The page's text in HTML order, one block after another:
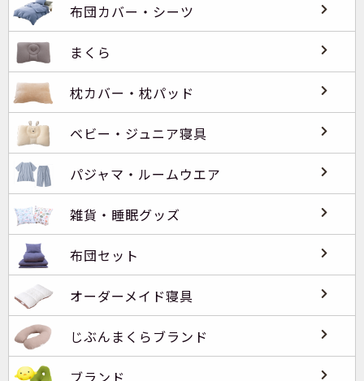
布団カバー・シーツ
まくら
枕カバー・枕パッド
ベビー・ジュニア寝具
パジャマ・ルームウエア
雑貨・睡眠グッズ
布団セット
オーダーメイド寝具
じぶんまくらブランド
ブランド